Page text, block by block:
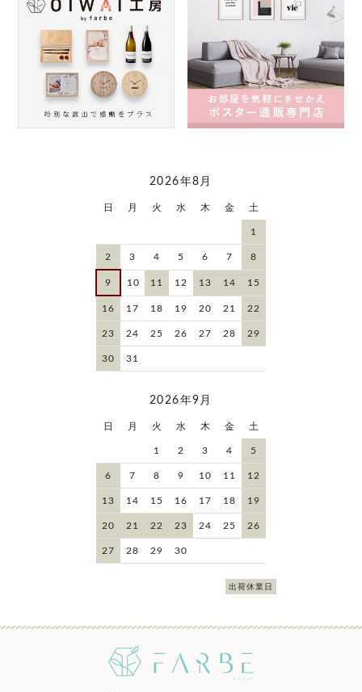
2026年8月
日 月 火 水 木 金 土
1
2 3 4 5 6 7 8
9 10 11 12 13 14 15
16 17 18 19 20 21 22
23 24 25 26 27 28 29
30 31
2026年9月
日 月 火 水 木 金 土
1 2 3 4 5
6 7 8 9 10 11 12
13 14 15 16 17 18 19
20 21 22 23 24 25 26
27 28 29 30
出荷休業日